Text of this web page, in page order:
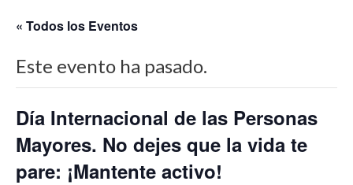
« Todos los Eventos
Este evento ha pasado.
Día Internacional de las Personas
Mayores. No dejes que la vida te
pare: ¡Mantente activo!